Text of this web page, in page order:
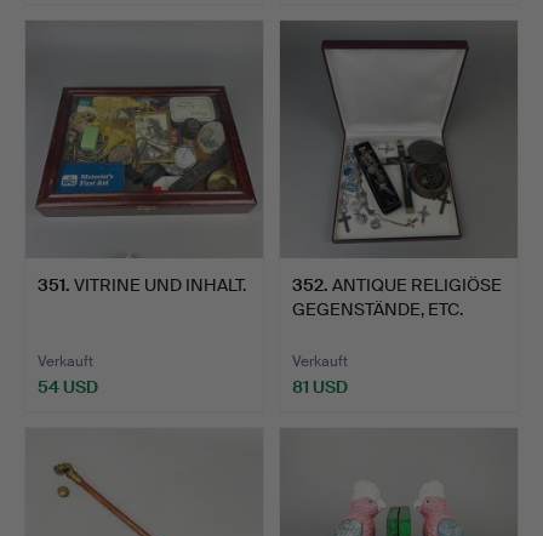
351. VITRINE UND INHALT.
Verkauft
54 USD
352. ANTIQUE RELIGIÖSE
GEGENSTÄNDE, ETC.
Verkauft
81 USD